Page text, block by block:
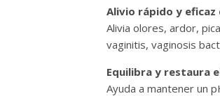
Alivio rápido y eficaz
Alivia olores, ardor,
vaginitis, vaginosis
Equilibra y restaura
Ayuda a mantener un